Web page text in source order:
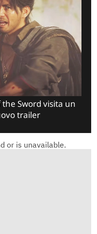
Sword visita un
trailer